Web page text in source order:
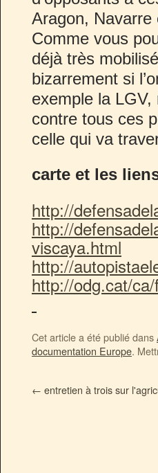
Aragon, Navarre
Comme vous
déjà très
bizarrement si
exemple la
contre tous ces
celle qui va
carte et les
http://
http://
viscaya.html
http://
http://odg.cat/
Cet article a été publié dans
documentation Europe.
← entretien à trois sur